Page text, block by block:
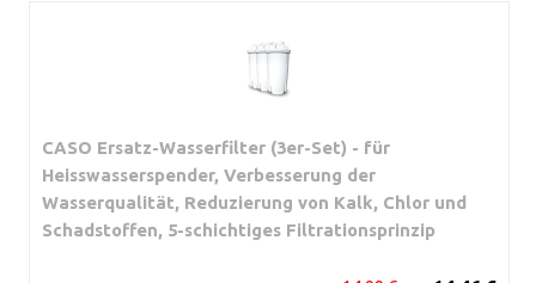
CASO Ersatz-Wasserfilter (3er-Set) - für
Heisswasserspender, Verbesserung der
Wasserqualität, Reduzierung von Kalk, Chlor und
Schadstoffen, 5-schichtiges Filtrationsprinzip